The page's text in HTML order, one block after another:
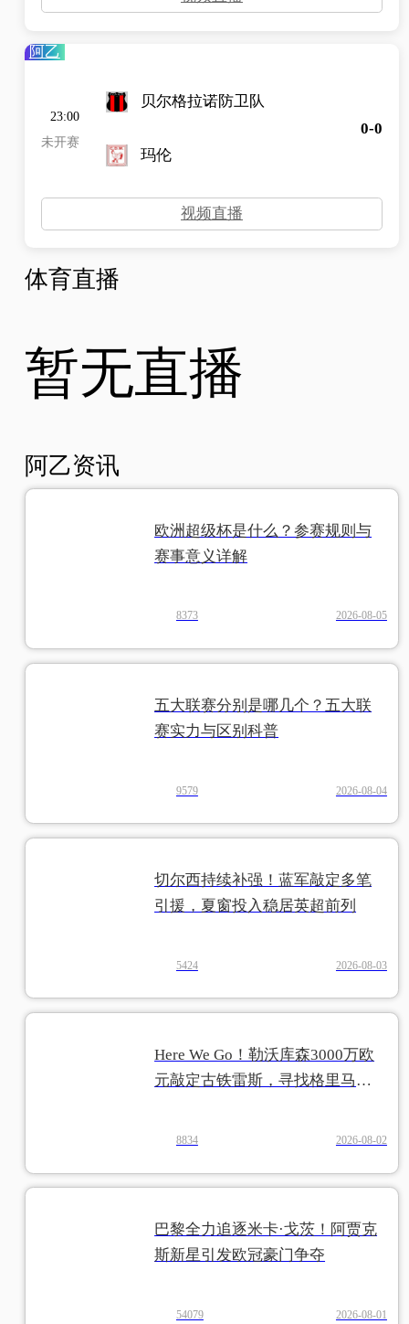
阿乙
23:00
未开赛
贝尔格拉诺防卫队
玛伦
0-0
视频直播
体育直播
暂无直播
阿乙资讯
欧洲超级杯是什么？参赛规则与
赛事意义详解
8373 2026-08-05
五大联赛分别是哪几个？五大联
赛实力与区别科普
9579 2026-08-04
切尔西持续补强！蓝军敲定多笔
引援，夏窗投入稳居英超前列
5424 2026-08-03
Here We Go！勒沃库森3000万欧
元敲定古铁雷斯，寻找格里马尔
8834 2026-08-02
巴黎全力追逐米卡·戈茨！阿贾克
斯新星引发欧冠豪门争夺
54079 2026-08-01